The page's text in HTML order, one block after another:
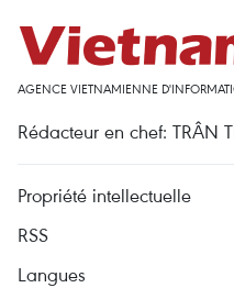
AGENCE VIETNAMIENNE
Rédacteur en chef: TRÂN
Propriété intellectuelle
RSS
Langues